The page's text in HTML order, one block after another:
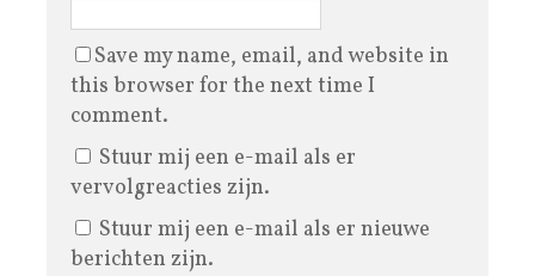
Save my name, email, and website in
this browser for the next time I
comment.
Stuur mij een e-mail als er
vervolgreacties zijn.
Stuur mij een e-mail als er nieuwe
berichten zijn.